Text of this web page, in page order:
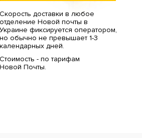
Скорость доставки в любое
отделение Новой почты в
Украине фиксируется оператором,
но обычно не превышает 1-3
календарных дней.
Стоимость - по тарифам
Новой Почты.